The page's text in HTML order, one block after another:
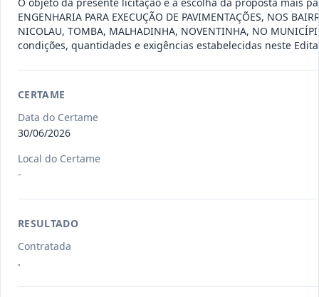
Eletrônico
Situação: Concluída
Pregão
reequilíbrio econômico-fin...
:
ENGENHARIA PARA EXECUÇÃO DE PAVIMENTAÇÕES, NOS
NICOLAU, TOMBA, MALHADINHA, NOVENTINHA, NO
condições, quantidades e exigências estabelecidas neste
CERTAME
Data do Certame
30/06/2026
Local do Certame
-
RESULTADO
Contratada
.